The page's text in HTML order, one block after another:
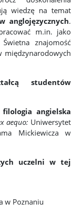
wiedzę na temat
.
m.in. jako
znajomość
międzynarodowych
studentów
angielska
aequo: Uniwersytet
Mickiewicza w
uczelni w tej
w Poznaniu